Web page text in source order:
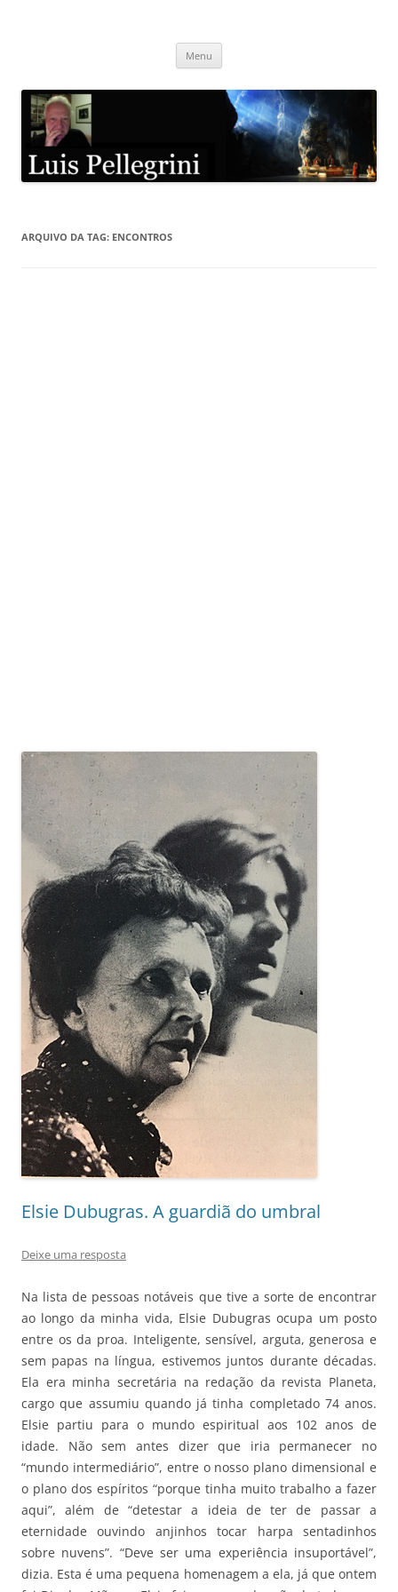
Menu
ARQUIVO DA TAG: ENCONTROS
Elsie Dubugras. A guardiã do umbral
Deixe uma resposta
Na lista de pessoas notáveis que tive a sorte de encontrar
ao longo da minha vida, Elsie Dubugras ocupa um posto
entre os da proa. Inteligente, sensível, arguta, generosa e
sem papas na língua, estivemos juntos durante décadas.
Ela era minha secretária na redação da revista Planeta,
cargo que assumiu quando já tinha completado 74 anos.
Elsie partiu para o mundo espiritual aos 102 anos de
idade. Não sem antes dizer que iria permanecer no
“mundo intermediário”, entre o nosso plano dimensional e
o plano dos espíritos “porque tinha muito trabalho a fazer
aqui”, além de “detestar a ideia de ter de passar a
eternidade ouvindo anjinhos tocar harpa sentadinhos
sobre nuvens”. “Deve ser uma experiência insuportável”,
dizia. Esta é uma pequena homenagem a ela, já que ontem